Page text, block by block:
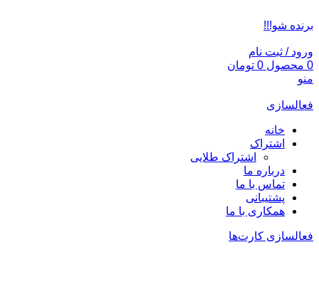
برنده شو!!!
ورود / ثبت نام
0 محصول 0 تومان
منو
فعالسازی
خانه
اشتراک
اشتراک طلایی
درباره ما
تماس با ما
پشتیبانی
همکاری با ما
فعالسازی کارت‌ها